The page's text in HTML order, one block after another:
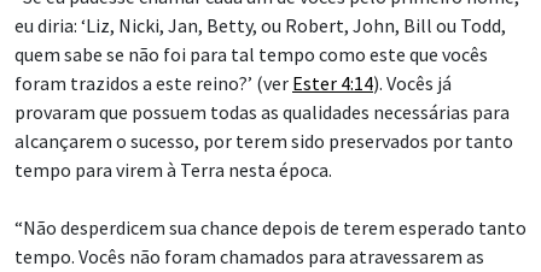
eu diria: ‘Liz, Nicki, Jan, Betty, ou Robert, John, Bill ou Todd,
quem sabe se não foi para tal tempo como este que vocês
foram trazidos a este reino?’ (ver Ester 4:14). Vocês já
provaram que possuem todas as qualidades necessárias para
alcançarem o sucesso, por terem sido preservados por tanto
tempo para virem à Terra nesta época.
“Não desperdicem sua chance depois de terem esperado tanto
tempo. Vocês não foram chamados para atravessarem as